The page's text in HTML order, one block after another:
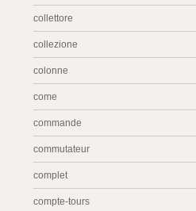
collettore
collezione
colonne
come
commande
commutateur
complet
compte-tours